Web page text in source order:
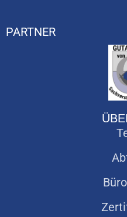
PARTNER